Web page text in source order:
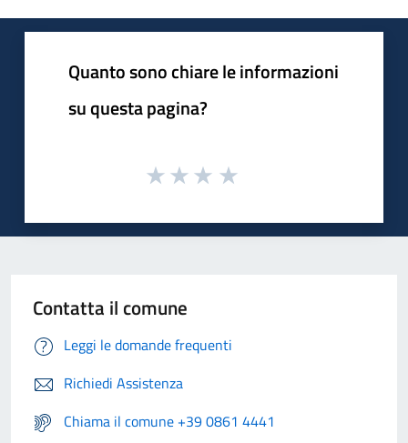
Quanto sono chiare le informazioni
su questa pagina?
Contatta il comune
Leggi le domande frequenti
Richiedi Assistenza
Chiama il comune +39 0861 4441